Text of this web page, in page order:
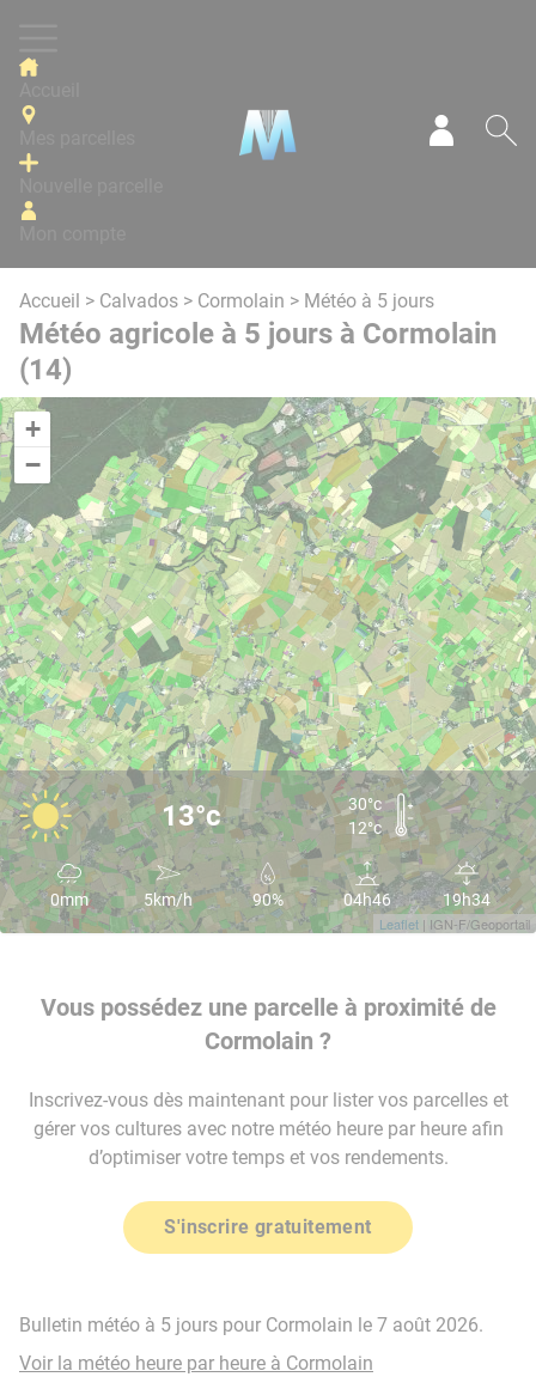
Accueil > Calvados > Cormolain > Météo à 5 jours
Météo agricole à 5 jours à Cormolain
(14)
+
−
Leaflet | IGN-F/Geoportail
13°c
30°c
12°c
0mm 5km/h 90% 04h46 19h34
Vous possédez une parcelle à proximité de
Cormolain ?
Inscrivez-vous dès maintenant pour lister vos parcelles et
gérer vos cultures avec notre météo heure par heure afin
d’optimiser votre temps et vos rendements.
S'inscrire gratuitement
Bulletin météo à 5 jours pour Cormolain le 7 août 2026.
Voir la météo heure par heure à Cormolain